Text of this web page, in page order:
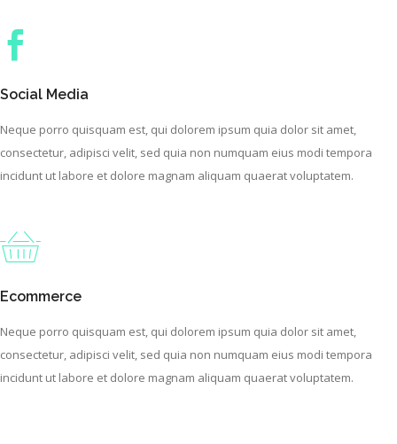
Social Media
Neque porro quisquam est, qui dolorem ipsum quia dolor sit amet,
consectetur, adipisci velit, sed quia non numquam eius modi tempora
incidunt ut labore et dolore magnam aliquam quaerat voluptatem.
Ecommerce
Neque porro quisquam est, qui dolorem ipsum quia dolor sit amet,
consectetur, adipisci velit, sed quia non numquam eius modi tempora
incidunt ut labore et dolore magnam aliquam quaerat voluptatem.